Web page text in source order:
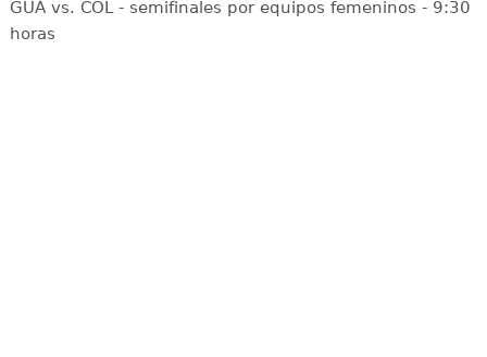
GUA vs. COL - semifinales por equipos femeninos - 9:30
horas